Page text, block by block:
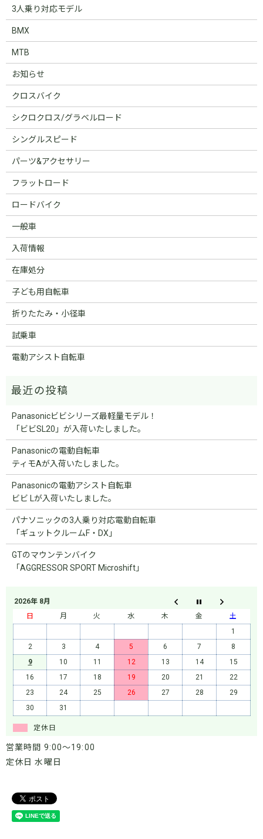
3人乗り対応モデル
BMX
MTB
お知らせ
クロスバイク
シクロクロス/グラベルロード
シングルスピード
パーツ&アクセサリー
フラットロード
ロードバイク
一般車
入荷情報
在庫処分
子ども用自転車
折りたたみ・小径車
試乗車
電動アシスト自転車
Panasonicビビシリーズ最軽量モデル！
「ビビSL20」が入荷いたしました。
Panasonicの電動自転車
ティモAが入荷いたしました。
Panasonicの電動アシスト自転車
ビビ Lが入荷いたしました。
パナソニックの3人乗り対応電動自転車
「ギュットクルームF・DX」
GTのマウンテンバイク
「AGGRESSOR SPORT Microshift」
2026年 8月
日
月 火 水 木 金
土
1
2
3 4 5 6 7
8
9
10 11 12 13 14
15
16
17 18 19 20 21
22
23
24 25 26 27 28
29
30
31
定休日
営業時間 9:00～19:00
定休日 水曜日